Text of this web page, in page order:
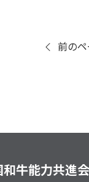
前の
牛能力共進